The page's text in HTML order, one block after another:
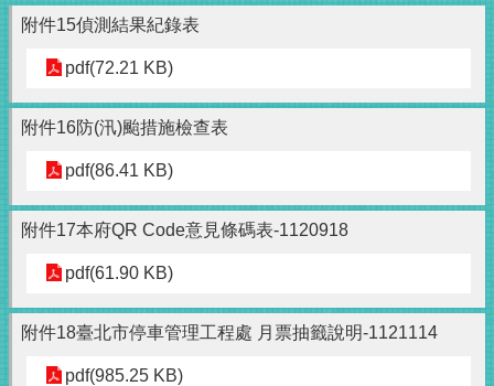
附件15偵測結果紀錄表
pdf(72.21 KB)
附件16防(汛)颱措施檢查表
pdf(86.41 KB)
附件17本府QR Code意見條碼表-1120918
pdf(61.90 KB)
附件18臺北市停車管理工程處 月票抽籤說明-1121114
pdf(985.25 KB)